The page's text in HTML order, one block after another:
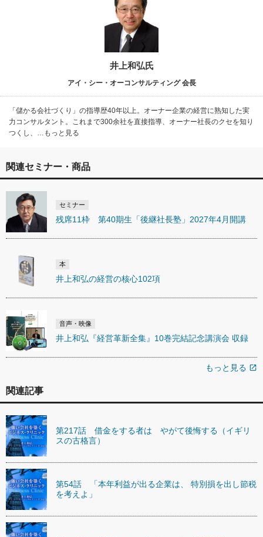
井上和弘氏
アイ・シー・オーコンサルティング 会長
「儲かる会社づくり」の指導歴40年以上。オーナー企業の経営に熟知した実
力コンサルタント。これまで300余社を直接指導、オーナー社長のクセを知り
つくし、…もっと見る
関連セミナー・商品
セミナー
残席11枠 第40期生「後継社長塾」2027年4月開講
本
井上和弘の経営の核心102項
音声・映像
井上和弘『経営革新全集』10巻完結記念講演会 収録
もっと見る open_in_new
関連記事
第217話 借金をする者は やがて後悔する（イギリ
スの古格言）
第54話 「本年利益が出る企業は、 特別損を出し節税
を考えよ」